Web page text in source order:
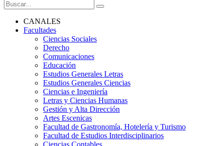
CANALES
Facultades
Ciencias Sociales
Derecho
Comunicaciones
Educación
Estudios Generales Letras
Estudios Generales Ciencias
Ciencias e Ingeniería
Letras y Ciencias Humanas
Gestión y Alta Dirección
Artes Escenicas
Facultad de Gastronomía, Hotelería y Turismo
Facultad de Estudios Interdisciplinarios
Ciencias Contables